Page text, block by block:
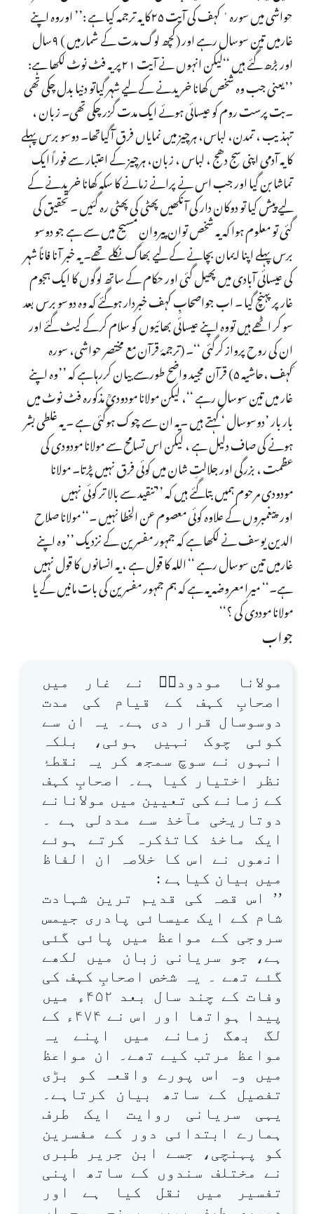
حواشی میں سورہ ٔ کہف کی آیت ۲۵کا یہ ترجمہ کیا ہے :’’ اوروہ اپنے
غارمیں تین سوسال رہے اور (کچھ لوگ مدت کے شمارمیں ) ۹سال
اور بڑھ گئے ہیں ‘‘لیکن انہوں نے آیت ۲۱پر یہ فٹ نوٹ لکھا ہے:
’’یعنی جب وہ شخص کھانا خریدنے کے لیے شہر گیاتو دنیا بدل چکی تھی
۔بت پرست روم کو عیسائی ہوئے ایک مدت گزر چکی تھی۔ زبان ،
تہذیب ، تمدن، لباس، ہرچیز میں نمایاں فرق آگیاتھا۔ دوسو برس پہلے
کا یہ آدمی اپنی سج دھج ، لباس ، زبان، ہرچیز کے اعتبار سے فوراً ایک
تماشا بن گیا اور جب اس نے پرانے زمانے کا سکہ کھانا خریدنے کے
لیے پیش کیا تو دوکان دار کی آنکھیں پھٹی کی پھٹی رہ گئیں ۔ تحقیق کی
گئی تو معلوم ہوا کہ یہ شخص توان پیروانِ مسیح میں سے ہے جو دوسو
برس پہلے اپنا ایمان بچانے کے لیے بھاگ نکلے تھے۔ یہ خبر آنا فاناً شہر
کی عیسائی آبادی میں پھیل گئی اور حکام کے ساتھ لوگوں کا ایک ہجوم
غار پر پہنچ گیا ۔ اب جواصحابِ کہف خبردار ہوگئے کہ وہ دوسو برس بعد
سو کر اٹھے ہیں تووہ اپنے عیسائی بھائیوں کو سلام کرکے لیٹ گئے اور
ان کی روح پرواز کرگئی ‘‘۔ (ترجمۂ قرآن مع مختصر حواشی، سورہ
ٔکہف ،حاشیہ ۵) قرآن مجید واضح طورسے بیان کررہاہے کہ ’’وہ اپنے
غار میں تین سوسال رہے ‘‘، لیکن مولانا مودودیؒ مذکورہ فٹ نوٹ میں
بار بار ’دوسوسال ‘ کہتے ہیں ۔یہ ان سے چوک ہوگئی ہے ۔ یہ غلطی بشر
ہونے کی صاف دلیل ہے ، لیکن اس تسامح سے مولانا مودودی کی
عظمت ، بزرگی اور جلالتِ شان میں کوئی فرق نہیں پڑتا۔ مولانا
مودودی مرحوم ہمیں بتاگئے ہیں کہ ’’تنقید سے بالا تر کوئی نہیں
اورپیغمبروں کے علاوہ کوئی معصوم عن الخطا نہیں ۔‘‘ مولانا صلاح
الدین یوسف نے لکھا ہے کہ جمہور مفسرین کے نزدیک ’’وہ اپنے
غارمیں تین سوسال رہے ‘‘ اللہ کا قول ہے ، یہ انسانوں کا قول نہیں
ہے۔‘‘ میرا معروضہ یہ ہے کہ ہم جمہور مفسرین کی بات مانیں گے یا
مولانا موددی کی ؟‘‘
جواب
مولانا مودودیؒ نے غار میں
اصحابِ کہف کے قیام کی مدت
دوسوسال قرار دی ہے۔ یہ ان سے
کوئی چوک نہیں ہوئی، بلکہ
انہوں نے سوچ سمجھ کر یہ نقطۂ
نظر اختیار کیا ہے۔ اصحابِ کہف
کے زمانے کی تعیین میں مولانانے
دوتاریخی مآخذ سے مددلی ہے ۔
ایک ماخذ کاتذکرہ کرتے ہوئے
انھوں نے اس کا خلاصہ ان الفاظ
میں بیان کیاہے :
’’ اس قصہ کی قدیم ترین شہادت
شام کے ایک عیسائی پادری جیمس
سروجی کے مواعظ میں پائی گئی
ہے، جو سریانی زبان میں لکھے
گئے تھے ۔ یہ شخص اصحابِ کہف کی
وفات کے چند سال بعد ۴۵۲ء میں
پیدا ہواتھا اور اس نے ۴۷۴ء کے
لگ بھگ زمانے میں اپنے یہ
مواعظ مرتب کیے تھے۔ ان مواعظ
میں وہ اس پورے واقعہ کو بڑی
تفصیل کے ساتھ بیان کرتاہے۔
یہی سریانی روایت ایک طرف
ہمارے ابتدائی دور کے مفسرین
کو پہنچی، جسے ابن جریر طبری
نے مختلف سندوں کے ساتھ اپنی
تفسیر میں نقل کیا ہے اور